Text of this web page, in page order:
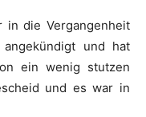
in die Vergangenheit
und hat
ein wenig stutzen
und es war in